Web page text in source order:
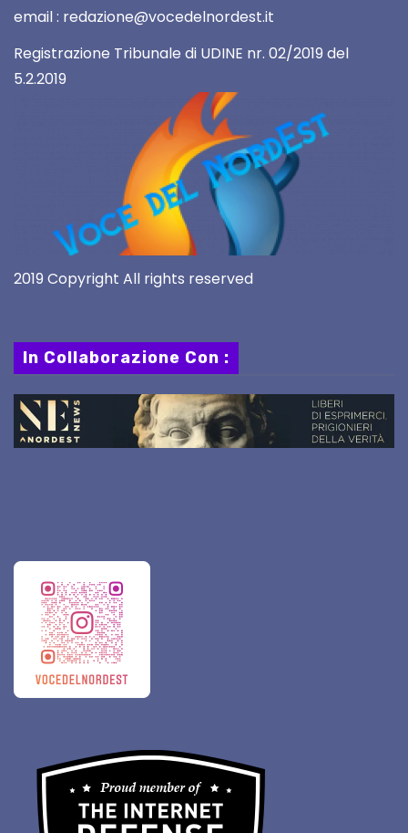
email : redazione@vocedelnordest.it
Registrazione Tribunale di UDINE nr. 02/2019 del
5.2.2019
2019 Copyright All rights reserved
In Collaborazione Con :